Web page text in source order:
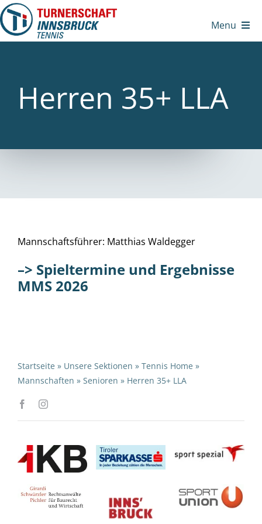
Zum
Inhalt
springen
Menu
Herren 35+ LLA
Mannschaftsführer: Matthias Waldegger
–> Spieltermine und Ergebnisse
MMS 2026
Startseite » Unsere Sektionen » Tennis Home »
Mannschaften » Senioren » Herren 35+ LLA